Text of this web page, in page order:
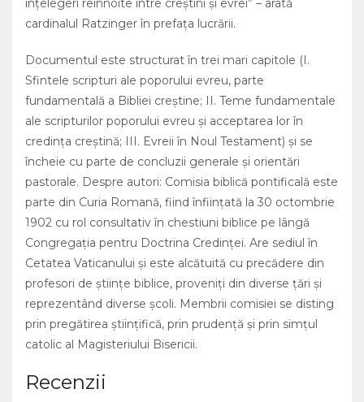
înţelegeri reînnoite între creştini şi evrei” – arată
cardinalul Ratzinger în prefaţa lucrării.
Documentul este structurat în trei mari capitole (I.
Sfintele scripturi ale poporului evreu, parte
fundamentală a Bibliei creştine; II. Teme fundamentale
ale scripturilor poporului evreu şi acceptarea lor în
credinţa creştină; III. Evreii în Noul Testament) şi se
încheie cu parte de concluzii generale şi orientări
pastorale. Despre autori: Comisia biblică pontificală este
parte din Curia Romană, fiind înfiinţată la 30 octombrie
1902 cu rol consultativ în chestiuni biblice pe lângă
Congregaţia pentru Doctrina Credinţei. Are sediul în
Cetatea Vaticanului şi este alcătuită cu precădere din
profesori de ştiinţe biblice, proveniţi din diverse ţări şi
reprezentând diverse şcoli. Membrii comisiei se disting
prin pregătirea ştiinţifică, prin prudenţă şi prin simţul
catolic al Magisteriului Bisericii.
Recenzii